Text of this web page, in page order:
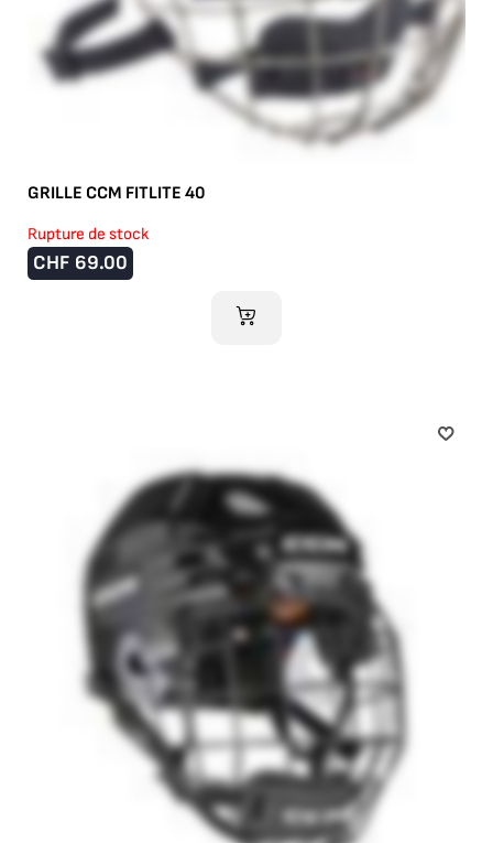
GRILLE CCM FITLITE 40
Rupture de stock
CHF 69.00
AJOUTER AU PANIER